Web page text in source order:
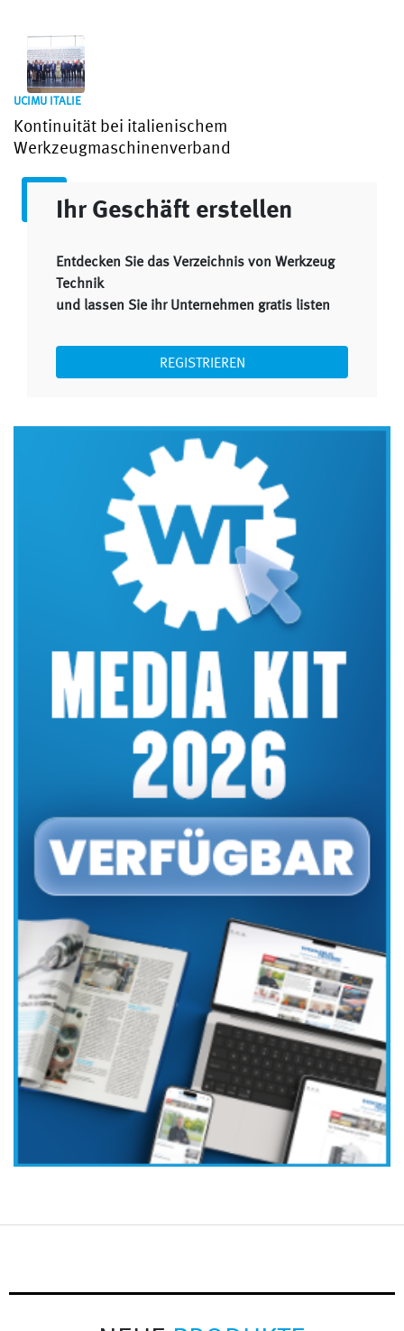
UCIMU ITALIE
Kontinuität bei italienischem
Werkzeugmaschinenverband
Ihr Geschäft erstellen
Entdecken Sie das Verzeichnis von Werkzeug
Technik
und lassen Sie ihr Unternehmen gratis listen
REGISTRIEREN